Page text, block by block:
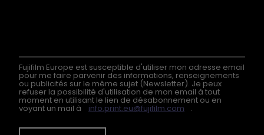
Fujifilm Europe est susceptible d'utiliser mon adresse email
pour me faire parvenir des informations, renseignements
ou publicités sur le même sujet (Newsletter). Je peux
refuser la possibilité d'utilisation de mon email à tout
moment en utilisant le lien de désabonnement ou en
voyant un mail à info.print.eu@fujifilm.com .